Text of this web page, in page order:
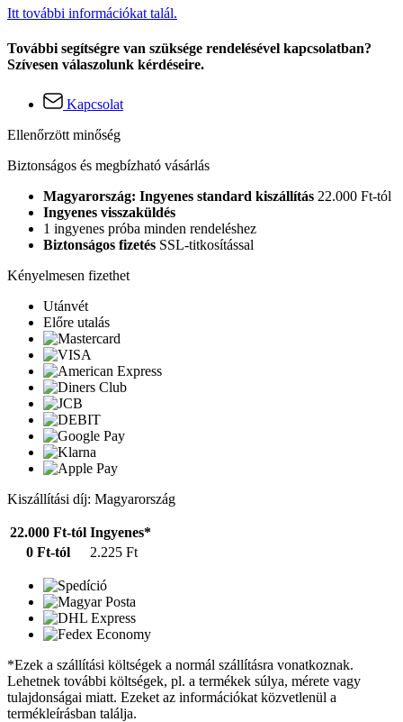
Itt további információkat talál.
További segítségre van szüksége rendelésével kapcsolatban?
Szívesen válaszolunk kérdéseire.
Kapcsolat
Ellenőrzött minőség
Biztonságos és megbízható vásárlás
Magyarország: Ingyenes standard kiszállítás 22.000 Ft-tól
Ingyenes visszaküldés
1 ingyenes próba minden rendeléshez
Biztonságos fizetés SSL-titkosítással
Kényelmesen fizethet
Utánvét
Előre utalás
Kiszállítási díj: Magyarország
22.000 Ft-tól Ingyenes*
0 Ft-tól
2.225 Ft
*Ezek a szállítási költségek a normál szállításra vonatkoznak.
Lehetnek további költségek, pl. a termékek súlya, mérete vagy
tulajdonságai miatt. Ezeket az információkat közvetlenül a
termékleírásban találja.